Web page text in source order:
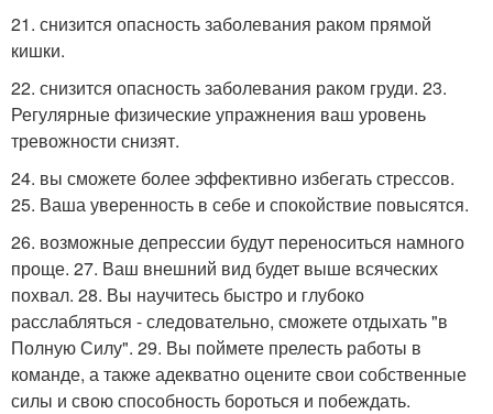
21. снизится опасность заболевания раком прямой
кишки.
22. снизится опасность заболевания раком груди. 23.
Регулярные физические упражнения ваш уровень
тревожности снизят.
24. вы сможете более эффективно избегать стрессов.
25. Ваша уверенность в себе и спокойствие повысятся.
26. возможные депрессии будут переноситься намного
проще. 27. Ваш внешний вид будет выше всяческих
похвал. 28. Вы научитесь быстро и глубоко
расслабляться - следовательно, сможете отдыхать "в
Полную Силу". 29. Вы поймете прелесть работы в
команде, а также адекватно оцените свои собственные
силы и свою способность бороться и побеждать.